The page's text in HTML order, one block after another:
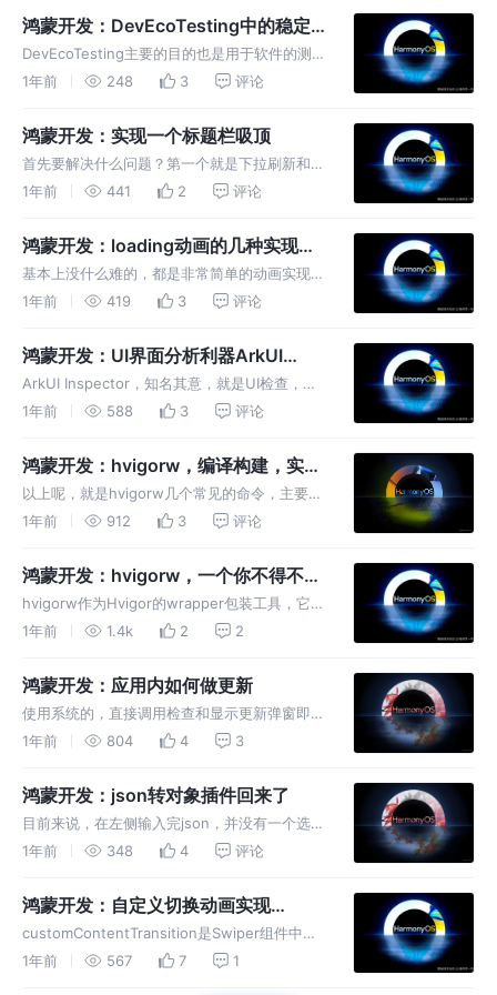
加使用。
鸿蒙开发：DevEcoTesting中的稳定
性测试
DevEcoTesting主要的目的也是用于软件的测
试，可以让开发者无需复杂的配置，即可一键执
是对于开发者还是测试同学来说，都是一个非常
方便的工具。
1年前 248 3 评论
鸿蒙开发：实现一个标题栏吸顶
首先要解决什么问题？第一个就是下拉刷新和上
拉加载，第二个就是tabs组件进行吸顶，第三个
效果基本上也就能实现了。
1年前 441 2 评论
鸿蒙开发：loading动画的几种实现方
式
基本上没什么难的，都是非常简单的动画实现，
虽然是一个loading动画，但是也可以应用与其
1年前 419 3 评论
鸿蒙开发：UI界面分析利器ArkUI
Inspector
ArkUI Inspector，知名其意，就是UI检查，它
可以让开发者在DevEco Studio中快速的查看一
可以通过查看多次操作后的界面状态，来快速的
分
1年前 588 3 评论
鸿蒙开发：hvigorw，编译构建，实现
命令打包
以上呢，就是hvigorw几个常见的命令，主要用
于构建不同类型的包，也是接下来流水线打包，
然了hvigorw还有一些常见的命令，大家直接看
官网介绍即可，不在多
1年前 912 3 评论
鸿蒙开发：hvigorw，一个你不得不去
了解的神器
hvigorw作为Hvigor的wrapper包装工具，它的
主要作用是，支持自动安装Hvigor构建工具和
1年前 1.4k 2 2
鸿蒙开发：应用内如何做更新
使用系统的，直接调用检查和显示更新弹窗即
可，可以说就两个方法，我们就实现了应用更新
无法满足您的需求，您可以自定义弹窗，然后实
现跳转应用详情页面即可。
1年前 804 4 3
鸿蒙开发：json转对象插件回来了
目前来说，在左侧输入完json，并没有一个选择
生成的选项，比如我只想选择某一个属性进行生
一个构造函数选择生成的选项，所以，在接下来
的时间段，会重点完成这两个功
1年前 348 4 评论
鸿蒙开发：自定义切换动画实现
Swiper层叠滑动效果
customContentTransition是Swiper组件中的
一个属性，主要用于页面切换动画，接收一个
1年前 567 7 1